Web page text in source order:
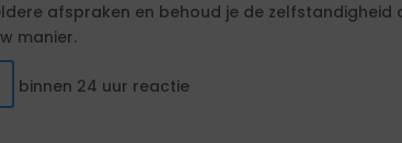
afspraken en behoud je de zelfstandigheid
manier.
binnen 24 uur reactie